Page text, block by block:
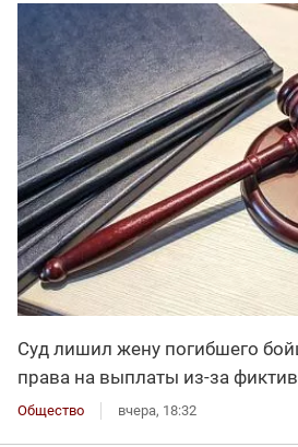
Суд лишил жену погибшего
права на выплаты из-за
Общество вчера, 18:32